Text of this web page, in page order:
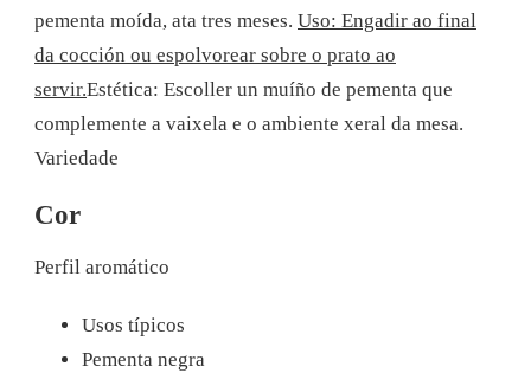
pementa moída, ata tres meses. Uso: Engadir ao final
da cocción ou espolvorear sobre o prato ao
servir.Estética: Escoller un muíño de pementa que
complemente a vaixela e o ambiente xeral da mesa.
Variedade
Cor
Perfil aromático
Usos típicos
Pementa negra